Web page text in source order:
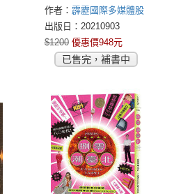
集【限量加贈劇照閃
卡貼】
作者： 霹靂國際多媒體股
份有限公司
出版日：20210903
$1200 優惠價948元
已售完，補書中